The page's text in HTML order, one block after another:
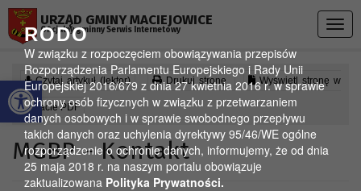
Otwórz pasek narzędzi
RODO
W związku z rozpoczęciem obowiązywania przepisów
Rozporządzenia Parlamentu Europejskiego i Rady Unii
Europejskiej 2016/679 z dnia 27 kwietnia 2016 r. w sprawie
ochrony osób fizycznych w związku z przetwarzaniem
danych osobowych i w sprawie swobodnego przepływu
takich danych oraz uchylenia dyrektywy 95/46/WE ogólne
rozporządzenie o ochronie danych, informujemy, że od dnia
25 maja 2018 r. na naszym portalu obowiązuje
zaktualizowana Polityka Prywatności.
URZĄD GMINY MACIEJOWICE
Oficjalny gminny Serwis Internetowy
Czytaj artykuł (lektor) Drukuj stronę Wyświetl stronę w
formacie PDF
MGBP – Kontakt